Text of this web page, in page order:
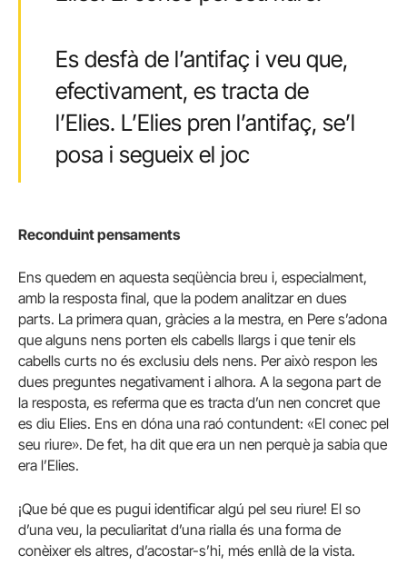
Es desfà de l’antifaç i veu que,
efectivament, es tracta de
l’Elies. L’Elies pren l’antifaç, se’l
posa i segueix el joc
Reconduint pensaments
Ens quedem en aquesta seqüència breu i, especialment,
amb la resposta final, que la podem analitzar en dues
parts. La primera quan, gràcies a la mestra, en Pere s’adona
que alguns nens porten els cabells llargs i que tenir els
cabells curts no és exclusiu dels nens. Per això respon les
dues preguntes negativament i alhora. A la segona part de
la resposta, es referma que es tracta d’un nen concret que
es diu Elies. Ens en dóna una raó contundent: «El conec pel
seu riure». De fet, ha dit que era un nen perquè ja sabia que
era l’Elies.
¡Que bé que es pugui identificar algú pel seu riure! El so
d’una veu, la peculiaritat d’una rialla és una forma de
conèixer els altres, d’acostar-s’hi, més enllà de la vista.